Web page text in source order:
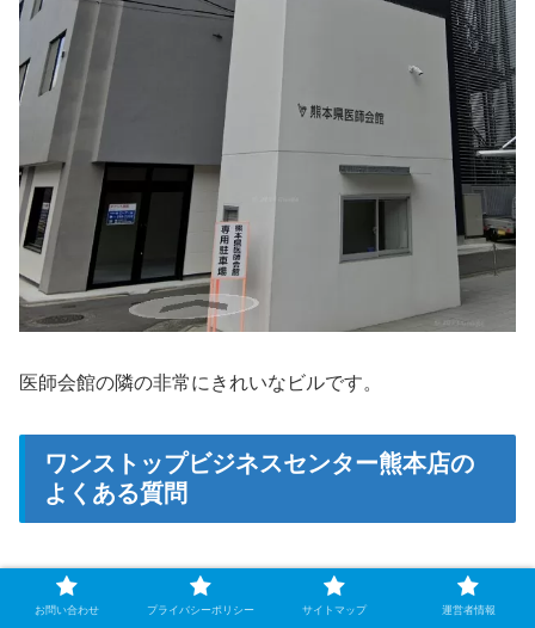
医師会館の隣の非常にきれいなビルです。
ワンストップビジネスセンター熊本店の
よくある質問
Q
ワンストップビジネスセンター熊本店の初期費
お問い合わせ プライバシーポリシー サイトマップ 運営者情報